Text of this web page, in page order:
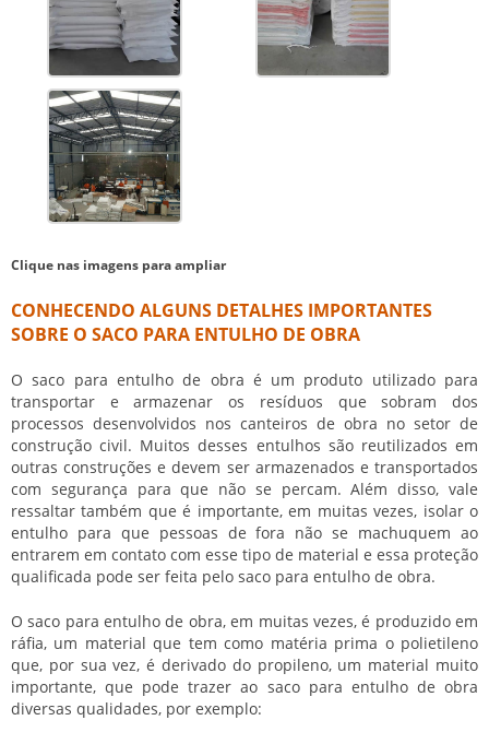
Clique nas imagens para ampliar
CONHECENDO ALGUNS DETALHES IMPORTANTES
SOBRE O SACO PARA ENTULHO DE OBRA
Osaco para entulho de obra é um produto utilizado para
transportar e armazenar os resíduos que sobram dos
processos desenvolvidos nos canteiros de obra no setor de
construção civil. Muitos desses entulhos são reutilizados em
outras construções e devem ser armazenados e transportados
com segurança para que não se percam. Além disso, vale
ressaltar também que é importante, em muitas vezes, isolar o
entulho para que pessoas de fora não se machuquem ao
entrarem em contato com esse tipo de material e essa proteção
qualificada pode ser feita pelo saco para entulho de obra.
Osaco para entulho de obra, em muitas vezes, é produzido em
ráfia, um material que tem como matéria prima o polietileno
que, por sua vez, é derivado do propileno, um material muito
importante, que pode trazer ao saco para entulho de obra
diversas qualidades, por exemplo: